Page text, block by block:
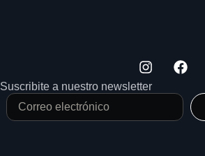
Suscribite a nuestro newsletter